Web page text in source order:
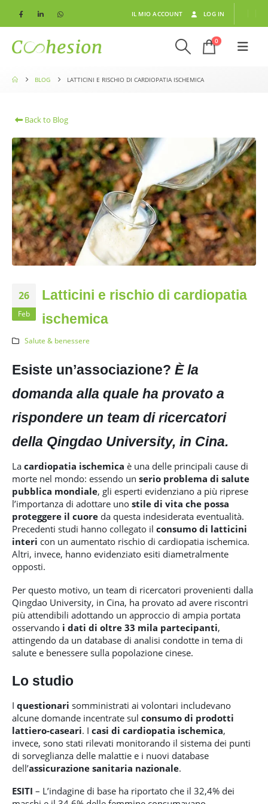
IL MIO ACCOUNT LOG IN
0
BLOG LATTICINI E RISCHIO DI CARDIOPATIA ISCHEMICA
Back to Blog
26
Feb
Latticini e rischio di cardiopatia
ischemica
Salute & benessere
Esiste un’associazione? È la
domanda alla quale ha provato a
rispondere un team di ricercatori
della Qingdao University, in Cina.
La cardiopatia ischemica è una delle principali cause di
morte nel mondo: essendo un serio problema di salute
pubblica mondiale, gli esperti evidenziano a più riprese
l’importanza di adottare uno stile di vita che possa
proteggere il cuore da questa indesiderata eventualità.
Precedenti studi hanno collegato il consumo di latticini
interi con un aumentato rischio di cardiopatia ischemica.
Altri, invece, hanno evidenziato esiti diametralmente
opposti.
Per questo motivo, un team di ricercatori provenienti dalla
Qingdao University, in Cina, ha provato ad avere riscontri
più attendibili adottando un approccio di ampia portata
osservando i dati di oltre 33 mila partecipanti,
attingendo da un database di analisi condotte in tema di
salute e benessere sulla popolazione cinese.
Lo studio
I questionari somministrati ai volontari includevano
alcune domande incentrate sul consumo di prodotti
lattiero-caseari. I casi di cardiopatia ischemica,
invece, sono stati rilevati monitorando il sistema dei punti
di sorveglianza delle malattie e i nuovi database
dell’assicurazione sanitaria nazionale.
ESITI – L’indagine di base ha riportato che il 32,4% dei